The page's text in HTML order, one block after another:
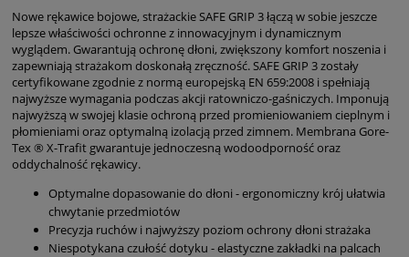
Nowe rękawice bojowe, strażackie SAFE GRIP 3 łączą w sobie jeszcze
lepsze właściwości ochronne z innowacyjnym i dynamicznym
wyglądem. Gwarantują ochronę dłoni, zwiększony komfort noszenia i
zapewniają strażakom doskonałą zręczność. SAFE GRIP 3 zostały
certyfikowane zgodnie z normą europejską EN 659:2008 i spełniają
najwyższe wymagania podczas akcji ratowniczo-gaśniczych. Imponują
najwyższą w swojej klasie ochroną przed promieniowaniem cieplnym i
płomieniami oraz optymalną izolacją przed zimnem. Membrana Gore-
Tex ® X-Trafit gwarantuje jednoczesną wodoodporność oraz
oddychalność rękawicy.
Optymalne dopasowanie do dłoni - ergonomiczny krój ułatwia
chwytanie przedmiotów
Precyzja ruchów i najwyższy poziom ochrony dłoni strażaka
Niespotykana czułość dotyku - elastyczne zakładki na palcach